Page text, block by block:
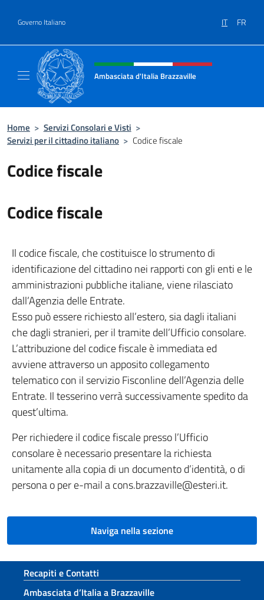
Governo Italiano IT FR
Intestazione sito, social e menù
Ambasciata d'Italia Brazzaville
Home > Servizi Consolari e Visti >
Servizi per il cittadino italiano > Codice fiscale
Codice fiscale
Codice fiscale
Il codice fiscale, che costituisce lo strumento di
identificazione del cittadino nei rapporti con gli enti e le
amministrazioni pubbliche italiane, viene rilasciato
dall’Agenzia delle Entrate.
Esso può essere richiesto all’estero, sia dagli italiani
che dagli stranieri, per il tramite dell’Ufficio consolare.
L’attribuzione del codice fiscale è immediata ed
avviene attraverso un apposito collegamento
telematico con il servizio Fisconline dell’Agenzia delle
Entrate. Il tesserino verrà successivamente spedito da
quest’ultima.
Per richiedere il codice fiscale presso l’Ufficio
consolare è necessario presentare la richiesta
unitamente alla copia di un documento d’identità, o di
persona o per e-mail a cons.brazzaville@esteri.it.
Naviga nella sezione
Sezione footer
Recapiti e Contatti
Ambasciata d’Italia a Brazzaville